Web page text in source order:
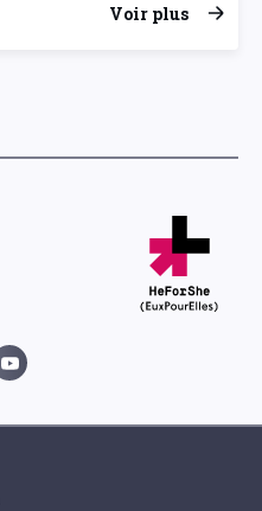
Voir plus